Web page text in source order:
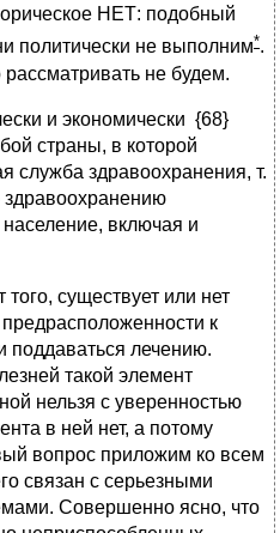
НЕТ: подобный
политически не выполним*.
не будем.
и экономически {68}
страны, в которой
служба здравоохранения, т.
здравоохранению
включая и
того, существует или нет
к
поддаваться лечению.
такой элемент
нельзя с уверенностью
в ней нет, а потому
вопрос приложим ко всем
связан с серьезными
Совершенно ясно, что